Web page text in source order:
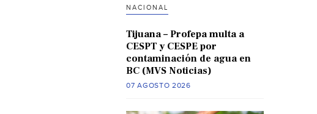
NACIONAL
Tijuana – Profepa multa a
CESPT y CESPE por
contaminación de agua en
BC (MVS Noticias)
07 AGOSTO 2026